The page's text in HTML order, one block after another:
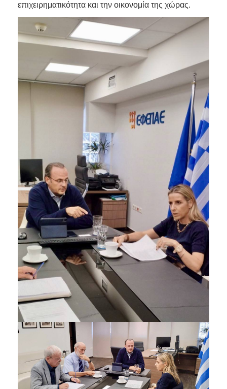
επιχειρηματικότητα και την οικονομία της χώρας.